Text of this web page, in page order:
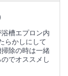
槽エプロン内
らかしにして
除の時は一緒
でオススメし